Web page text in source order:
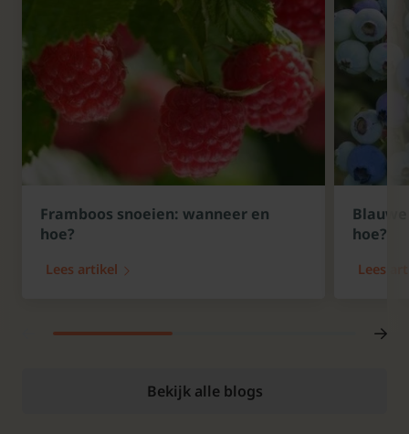
Framboos snoeien: wanneer en
hoe?
Lees artikel
hoe?
Lees
Bekijk alle blogs